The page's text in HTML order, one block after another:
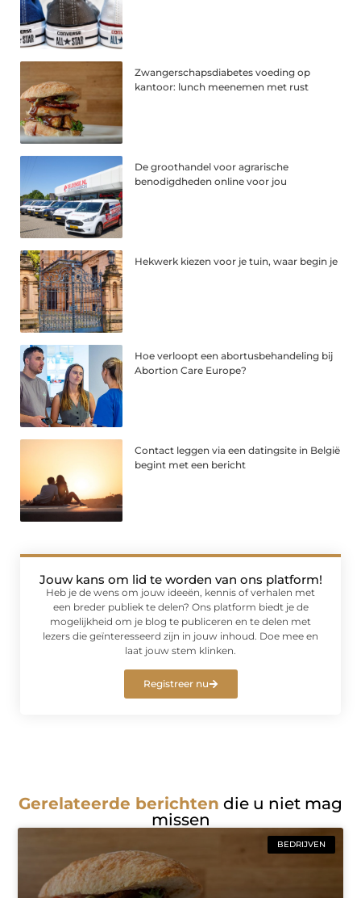
Zwangerschapsdiabetes voeding op
kantoor: lunch meenemen met rust
De groothandel voor agrarische
benodigdheden online voor jou
Hekwerk kiezen voor je tuin, waar begin je
Hoe verloopt een abortusbehandeling bij
Abortion Care Europe?
Contact leggen via een datingsite in België
begint met een bericht
Jouw kans om lid te worden van ons platform!
Heb je de wens om jouw ideeën, kennis of verhalen met
een breder publiek te delen? Ons platform biedt je de
mogelijkheid om je blog te publiceren en te delen met
lezers die geïnteresseerd zijn in jouw inhoud. Doe mee en
laat jouw stem klinken.
Registreer nu
Gerelateerde berichten die u niet mag
missen
BEDRIJVEN